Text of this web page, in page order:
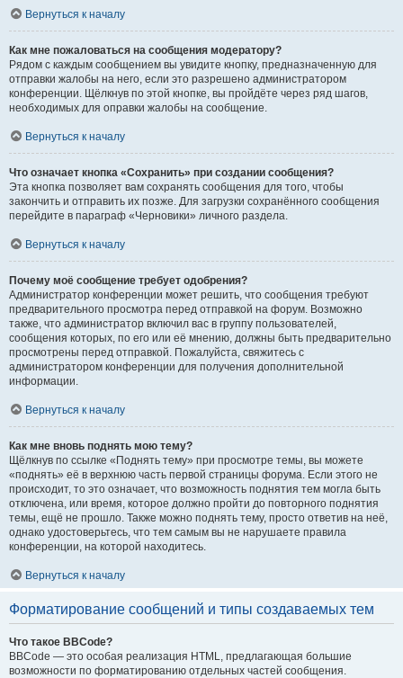
Вернуться к началу
Как мне пожаловаться на сообщения модератору?
Рядом с каждым сообщением вы увидите кнопку, предназначенную для
отправки жалобы на него, если это разрешено администратором
конференции. Щёлкнув по этой кнопке, вы пройдёте через ряд шагов,
необходимых для оправки жалобы на сообщение.
Вернуться к началу
Что означает кнопка «Сохранить» при создании сообщения?
Эта кнопка позволяет вам сохранять сообщения для того, чтобы
закончить и отправить их позже. Для загрузки сохранённого сообщения
перейдите в параграф «Черновики» личного раздела.
Вернуться к началу
Почему моё сообщение требует одобрения?
Администратор конференции может решить, что сообщения требуют
предварительного просмотра перед отправкой на форум. Возможно
также, что администратор включил вас в группу пользователей,
сообщения которых, по его или её мнению, должны быть предварительно
просмотрены перед отправкой. Пожалуйста, свяжитесь с
администратором конференции для получения дополнительной
информации.
Вернуться к началу
Как мне вновь поднять мою тему?
Щёлкнув по ссылке «Поднять тему» при просмотре темы, вы можете
«поднять» её в верхнюю часть первой страницы форума. Если этого не
происходит, то это означает, что возможность поднятия тем могла быть
отключена, или время, которое должно пройти до повторного поднятия
темы, ещё не прошло. Также можно поднять тему, просто ответив на неё,
однако удостоверьтесь, что тем самым вы не нарушаете правила
конференции, на которой находитесь.
Вернуться к началу
Форматирование сообщений и типы создаваемых тем
Что такое BBCode?
BBCode — это особая реализация HTML, предлагающая большие
возможности по форматированию отдельных частей сообщения.